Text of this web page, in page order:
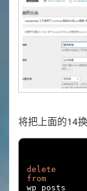
将把上面的14
delete
from